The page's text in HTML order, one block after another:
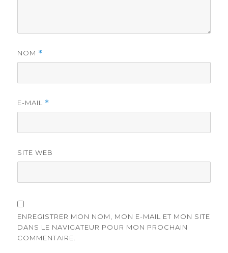
NOM *
E-MAIL *
SITE WEB
ENREGISTRER MON NOM, MON E-MAIL ET MON SITE
DANS LE NAVIGATEUR POUR MON PROCHAIN
COMMENTAIRE.